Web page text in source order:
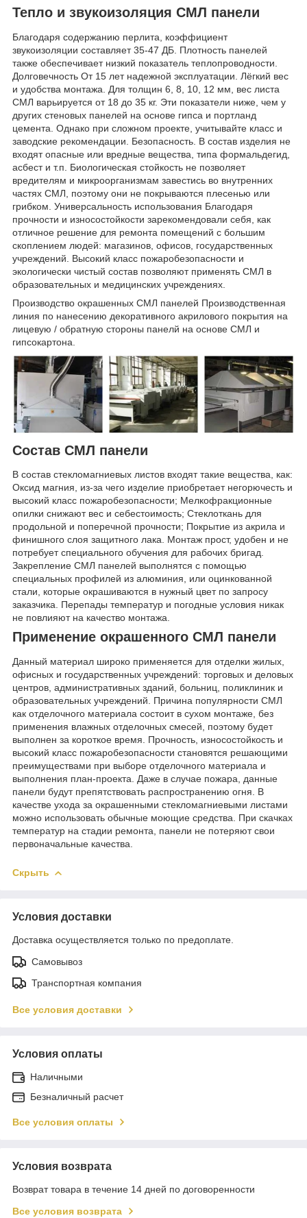
Тепло и звукоизоляция СМЛ панели
Благодаря содержанию перлита, коэффициент
звукоизоляции составляет 35-47 ДБ. Плотность панелей
также обеспечивает низкий показатель теплопроводности.
Долговечность От 15 лет надежной эксплуатации. Лёгкий вес
и удобства монтажа. Для толщин 6, 8, 10, 12 мм, вес листа
СМЛ варьируется от 18 до 35 кг. Эти показатели ниже, чем у
других стеновых панелей на основе гипса и портланд
цемента. Однако при сложном проекте, учитывайте класс и
заводские рекомендации. Безопасность. В состав изделия не
входят опасные или вредные вещества, типа формальдегид,
асбест и т.п. Биологическая стойкость не позволяет
вредителям и микроорганизмам завестись во внутренних
частях СМЛ, поэтому они не покрываются плесенью или
грибком. Универсальность использования Благодаря
прочности и износостойкости зарекомендовали себя, как
отличное решение для ремонта помещений с большим
скоплением людей: магазинов, офисов, государственных
учреждений. Высокий класс пожаробезопасности и
экологически чистый состав позволяют применять СМЛ в
образовательных и медицинских учреждениях.
Производство окрашенных СМЛ панелей Производственная
линия по нанесению декоративного акрилового покрытия на
лицевую / обратную стороны панелй на основе СМЛ и
гипсокартона.
Состав СМЛ панели
В состав стекломагниевых листов входят такие вещества, как:
Оксид магния, из-за чего изделие приобретает негорючесть и
высокий класс пожаробезопасности; Мелкофракционные
опилки снижают вес и себестоимость; Стеклоткань для
продольной и поперечной прочности; Покрытие из акрила и
финишного слоя защитного лака. Монтаж прост, удобен и не
потребует специального обучения для рабочих бригад.
Закрепление СМЛ панелей выполнятся с помощью
специальных профилей из алюминия, или оцинкованной
стали, которые окрашиваются в нужный цвет по запросу
заказчика. Перепады температур и погодные условия никак
не повлияют на качество монтажа.
Применение окрашенного СМЛ панели
Данный материал широко применяется для отделки жилых,
офисных и государственных учреждений: торговых и деловых
центров, административных зданий, больниц, поликлиник и
образовательных учреждений. Причина популярности СМЛ
как отделочного материала состоит в сухом монтаже, без
применения влажных отделочных смесей, поэтому будет
выполнен за короткое время. Прочность, износостойкость и
высокий класс пожаробезопасности становятся решающими
преимуществами при выборе отделочного материала и
выполнения план-проекта. Даже в случае пожара, данные
панели будут препятствовать распространению огня. В
качестве ухода за окрашенными стекломагниевыми листами
можно использовать обычные моющие средства. При скачках
температур на стадии ремонта, панели не потеряют свои
первоначальные качества.
Скрыть
Условия доставки
Доставка осуществляется только по предоплате.
Самовывоз
Транспортная компания
Все условия доставки
Условия оплаты
Наличными
Безналичный расчет
Все условия оплаты
Условия возврата
Возврат товара в течение 14 дней по договоренности
Все условия возврата